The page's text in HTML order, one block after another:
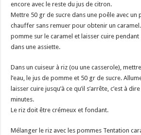
encore avec le reste du jus de citron.
Mettre 50 gr de sucre dans une poêle avec un
chauffer sans remuer pour obtenir un
pomme sur le caramel et laisser cuire pendant
dans une assiette.
Dans un cuiseur à riz (ou une casserole),
l’eau, le jus de pomme et 50 gr de sucre.
laisser cuire jusqu’à ce qu’il s’arrête, c’est à
minutes.
Le riz doit être crémeux et fondant.
Mélanger le riz avec les pommes Tentation